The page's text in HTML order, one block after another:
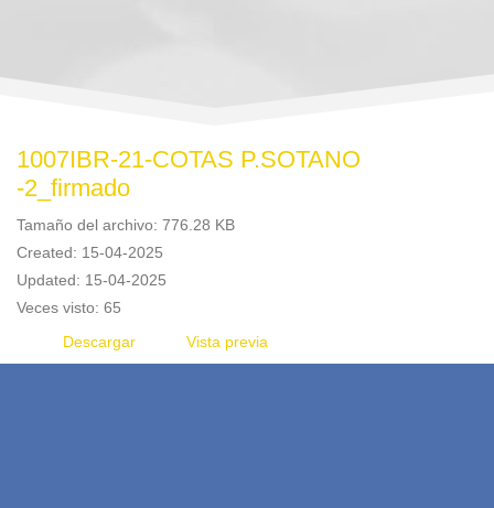
1007IBR-21-COTAS P.SOTANO
-2_firmado
Tamaño del archivo: 776.28 KB
Created: 15-04-2025
Updated: 15-04-2025
Veces visto: 65
Descargar
Vista previa